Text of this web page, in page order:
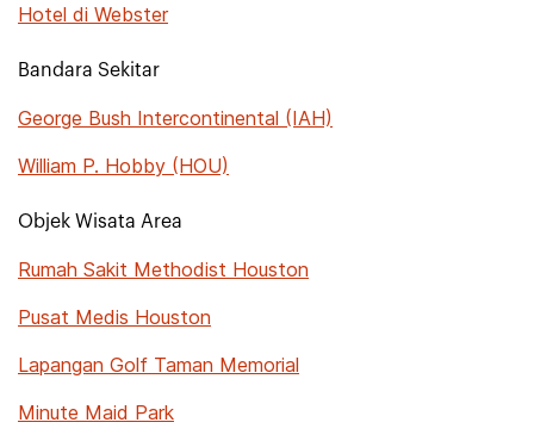
Hotel di Webster
Bandara Sekitar
George Bush Intercontinental (IAH)
William P. Hobby (HOU)
Objek Wisata Area
Rumah Sakit Methodist Houston
Pusat Medis Houston
Lapangan Golf Taman Memorial
Minute Maid Park